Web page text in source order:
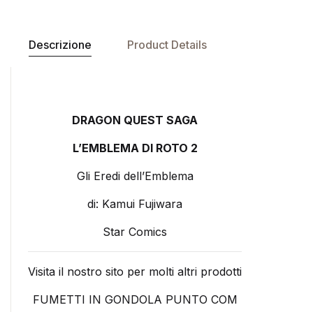
Descrizione Product Details
DRAGON QUEST SAGA
L’EMBLEMA DI ROTO 2
Gli Eredi dell’Emblema
di: Kamui Fujiwara
Star Comics
Visita il nostro sito per molti altri prodotti
FUMETTI IN GONDOLA PUNTO COM